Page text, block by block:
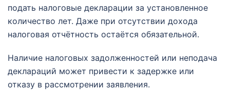
подать налоговые декларации за установленное
количество лет. Даже при отсутствии дохода
налоговая отчётность остаётся обязательной.
Наличие налоговых задолженностей или неподача
деклараций может привести к задержке или
отказу в рассмотрении заявления.